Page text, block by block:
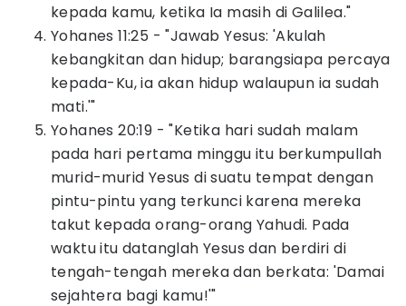
kepada kamu, ketika Ia masih di Galilea."
Yohanes 11:25 - "Jawab Yesus: 'Akulah
kebangkitan dan hidup; barangsiapa percaya
kepada-Ku, ia akan hidup walaupun ia sudah
mati.'"
Yohanes 20:19 - "Ketika hari sudah malam
pada hari pertama minggu itu berkumpullah
murid-murid Yesus di suatu tempat dengan
pintu-pintu yang terkunci karena mereka
takut kepada orang-orang Yahudi. Pada
waktu itu datanglah Yesus dan berdiri di
tengah-tengah mereka dan berkata: 'Damai
sejahtera bagi kamu!'"